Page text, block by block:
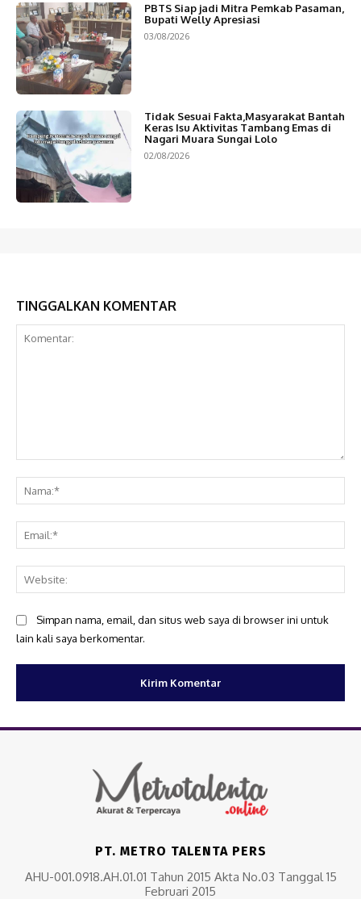
PBTS Siap jadi Mitra Pemkab Pasaman,
Bupati Welly Apresiasi
03/08/2026
Tidak Sesuai Fakta,Masyarakat Bantah
Keras Isu Aktivitas Tambang Emas di
Nagari Muara Sungai Lolo
02/08/2026
TINGGALKAN KOMENTAR
Simpan nama, email, dan situs web saya di browser ini untuk
lain kali saya berkomentar.
PT. METRO TALENTA PERS
AHU-001.0918.AH.01.01 Tahun 2015 Akta No.03 Tanggal 15
Februari 2015